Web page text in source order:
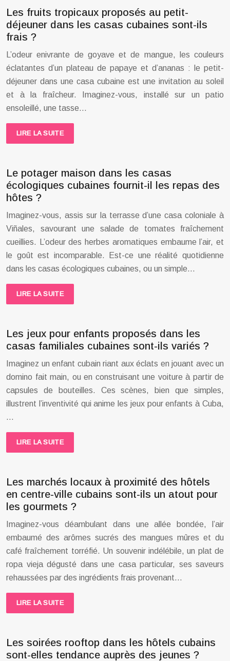
Les fruits tropicaux proposés au petit-
déjeuner dans les casas cubaines sont-ils
frais ?
L’odeur enivrante de goyave et de mangue, les couleurs
éclatantes d’un plateau de papaye et d’ananas : le petit-
déjeuner dans une casa cubaine est une invitation au soleil
et à la fraîcheur. Imaginez-vous, installé sur un patio
ensoleillé, une tasse…
LIRE LA SUITE
Le potager maison dans les casas
écologiques cubaines fournit-il les repas des
hôtes ?
Imaginez-vous, assis sur la terrasse d’une casa coloniale à
Viñales, savourant une salade de tomates fraîchement
cueillies. L’odeur des herbes aromatiques embaume l’air, et
le goût est incomparable. Est-ce une réalité quotidienne
dans les casas écologiques cubaines, ou un simple…
LIRE LA SUITE
Les jeux pour enfants proposés dans les
casas familiales cubaines sont-ils variés ?
Imaginez un enfant cubain riant aux éclats en jouant avec un
domino fait main, ou en construisant une voiture à partir de
capsules de bouteilles. Ces scènes, bien que simples,
illustrent l’inventivité qui anime les jeux pour enfants à Cuba,
…
LIRE LA SUITE
Les marchés locaux à proximité des hôtels
en centre-ville cubains sont-ils un atout pour
les gourmets ?
Imaginez-vous déambulant dans une allée bondée, l’air
embaumé des arômes sucrés des mangues mûres et du
café fraîchement torréfié. Un souvenir indélébile, un plat de
ropa vieja dégusté dans une casa particular, ses saveurs
rehaussées par des ingrédients frais provenant…
LIRE LA SUITE
Les soirées rooftop dans les hôtels cubains
sont-elles tendance auprès des jeunes ?